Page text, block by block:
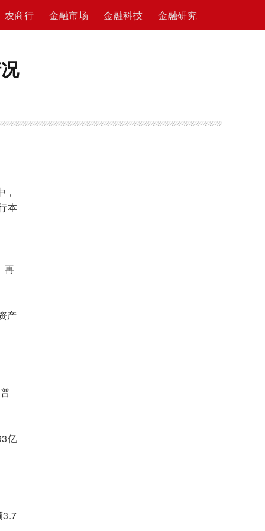
农商行 金融市场 金融科技 金融研究
本
再
产
亿
3.7